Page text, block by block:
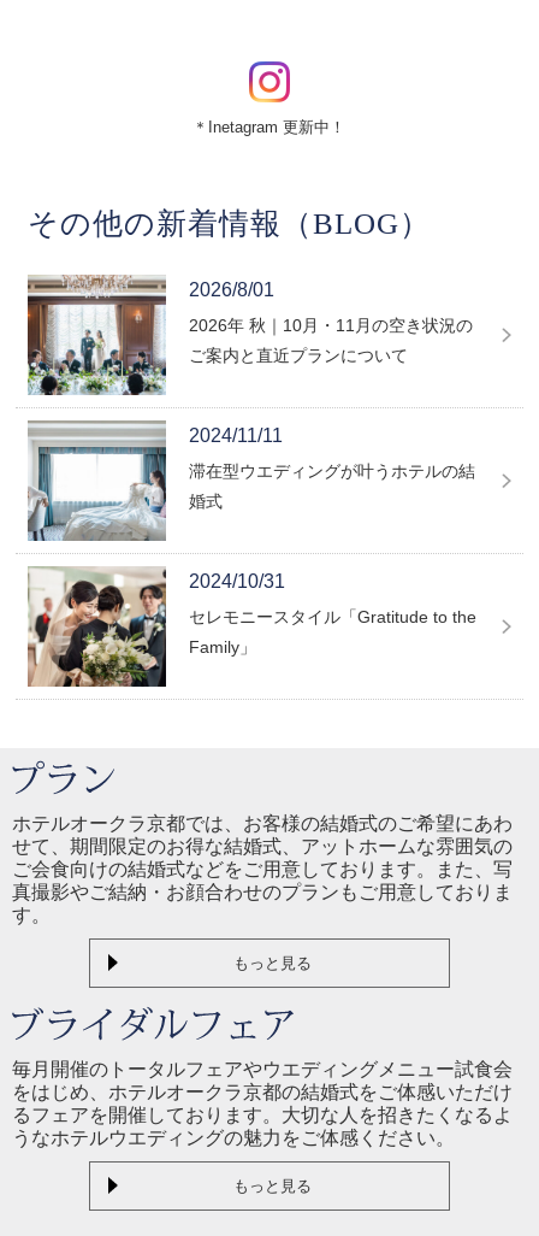
＊Inetagram 更新中！
その他の新着情報（BLOG）
2026/8/01
2026年 秋｜10月・11月の空き状況の
ご案内と直近プランについて
2024/11/11
滞在型ウエディングが叶うホテルの結
婚式
2024/10/31
セレモニースタイル「Gratitude to the
Family」
ホテルオークラ京都では、お客様の結婚式のご希望にあわ
せて、期間限定のお得な結婚式、アットホームな雰囲気の
ご会食向けの結婚式などをご用意しております。また、写
真撮影やご結納・お顔合わせのプランもご用意しておりま
す。
もっと見る
毎月開催のトータルフェアやウエディングメニュー試食会
をはじめ、ホテルオークラ京都の結婚式をご体感いただけ
るフェアを開催しております。大切な人を招きたくなるよ
うなホテルウエディングの魅力をご体感ください。
もっと見る